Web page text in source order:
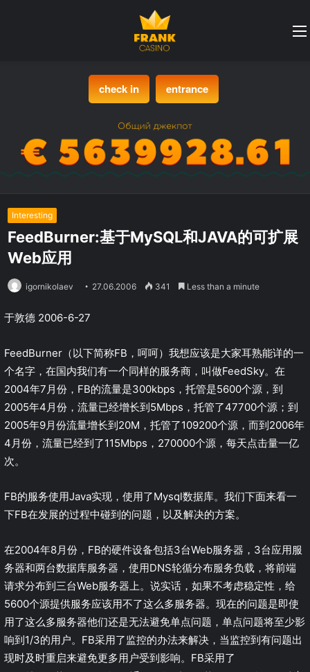
check in entrance
Interesting
FeedBurner:基于MySQL和JAVA的可扩展
Web应用
igornikolaev 27.06.2006 341 Less than a minute
于敦德 2006-6-27
FeedBurner（以下简称FB，呵呵）我想应该是大家耳熟能详的一
个名字，在国内我们有一个同样的服务商，叫做FeedSky。在
2004年7月份，FB的流量是300kbps，托管是5600个源，到
2005年4月份，流量已经增长到5Mbps，托管了47700个源；到
2005年9月份流量增长到20M，托管了109200个源，而到2006年
4月份，流量已经到了115Mbps，270000个源，每天点击量一亿
次。
FB的服务使用Java实现，使用了Mysql数据库。我们下面来看一
下FB在发展的过程中碰到的问题，以及解决的方案。
在2004年8月份，FB的硬件设备包括3台Web服务器，3台应用服
务器和两台数据库服务器，使用DNS轮循分布服务负载，将前端
请求分布到三台Web服务器上。说实话，如果不考虑稳定性，给
5600个源提供服务应该用不了这么多服务器。现在的问题是即使
用了这么多服务器他们还是无法避免单点问题，单点问题将至少影
响到1/3的用户。FB采用了监控的办法来解决，当监控到有问题出
现时及时重启来避免更多用户受到影响。FB采用了